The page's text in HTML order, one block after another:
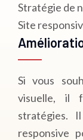
Stratégie de
Site
Si vous
visuelle, il
stratégies.
responsive